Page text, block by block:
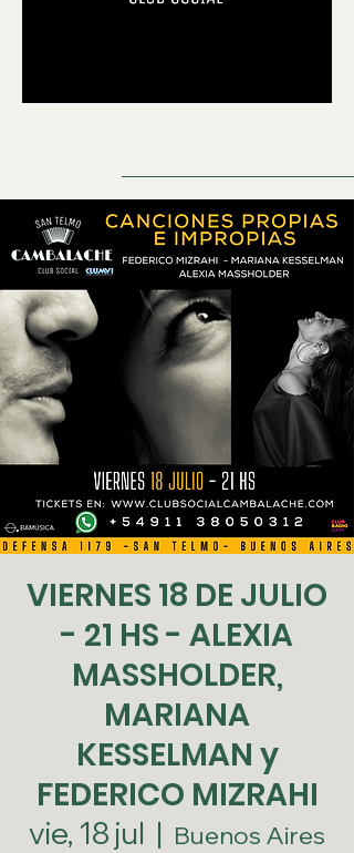
VIERNES 18 DE JULIO
- 21 HS - ALEXIA
MASSHOLDER,
MARIANA
KESSELMAN y
FEDERICO MIZRAHI
vie, 18 jul
  |
Buenos Aires